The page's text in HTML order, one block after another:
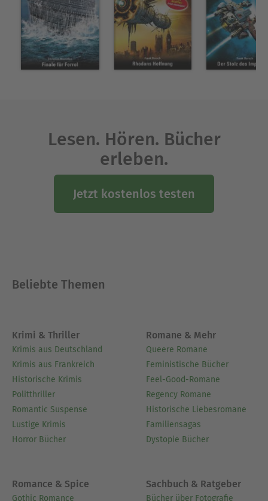
Lesen. Hören. Bücher
erleben.
Jetzt kostenlos testen
Beliebte Themen
Krimi & Thriller
Krimis aus Deutschland
Krimis aus Frankreich
Historische Krimis
Politthriller
Romantic Suspense
Lustige Krimis
Horror Bücher
Romane & Mehr
Queere Romane
Feministische Bücher
Feel-Good-Romane
Regency Romane
Historische Liebesromane
Familiensagas
Dystopie Bücher
Romance & Spice
Gothic Romance
Sachbuch & Ratgeber
Bücher über Fotografie